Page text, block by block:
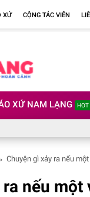
XỨ CỘNG TÁC VIÊN
XỨ NAM LẠNG HOT
Chuyện gì xảy ra nếu
nếu